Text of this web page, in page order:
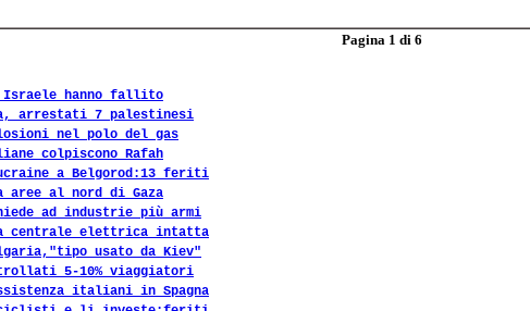
Pagina 1 di 6
Israele hanno fallito
arrestati 7 palestinesi
nel polo del gas
colpiscono Rafah
a Belgorod:13 feriti
aree al nord di Gaza
ad industrie più armi
centrale elettrica intatta
usato da Kiev"
5-10% viaggiatori
italiani in Spagna